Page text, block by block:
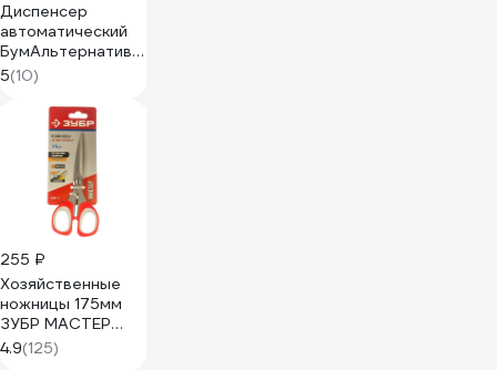
Диспенсер
автоматический
БумАльтернатива
SafeLenta А
2900000
5(10)
255 ₽
Хозяйственные
ножницы 175мм
ЗУБР МАСТЕР
40441-17
4.9(125)